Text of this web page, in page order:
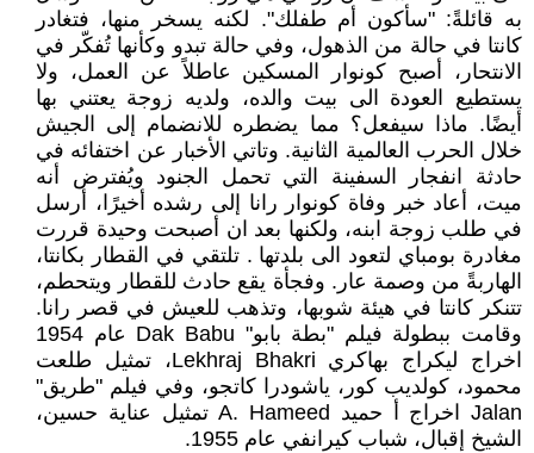
به قائلةً: "سأكون أم طفلك". لكنه يسخر منها، فتغادر
كانتا في حالة من الذهول، وفي حالة تبدو وكأنها تُفكّر في
الانتحار، أصبح كونوار المسكين عاطلاً عن العمل، ولا
يستطيع العودة الى بيت والده، ولديه زوجة يعتني بها
أيضًا. ماذا سيفعل؟ مما يضطره للانضمام إلى الجيش
خلال الحرب العالمية الثانية. وتاتي الأخبار عن اختفائه في
حادثة انفجار السفينة التي تحمل الجنود ويُفترض أنه
ميت، أعاد خبر وفاة كونوار رانا إلى رشده أخيرًا، أرسل
في طلب زوجة ابنه، ولكنها بعد ان أصبحت وحيدة قررت
مغادرة بومباي لتعود الى بلدتها . تلتقي في القطار بكانتا،
الهاربةً من وصمة عار. وفجأة يقع حادث للقطار ويتحطم،
تتنكر كانتا في هيئة شوبها، وتذهب للعيش في قصر رانا.
وقامت ببطولة فيلم "بطة بابو" Dak Babu عام 1954
اخراج ليكراج بهاكري Lekhraj Bhakri، تمثيل طلعت
محمود، كولديب كور، ياشودرا كاتجو، وفي فيلم "طريق"
Jalan اخراج أ حميد A. Hameed تمثيل عناية حسين،
الشيخ إقبال، شباب كيرانفي عام 1955.